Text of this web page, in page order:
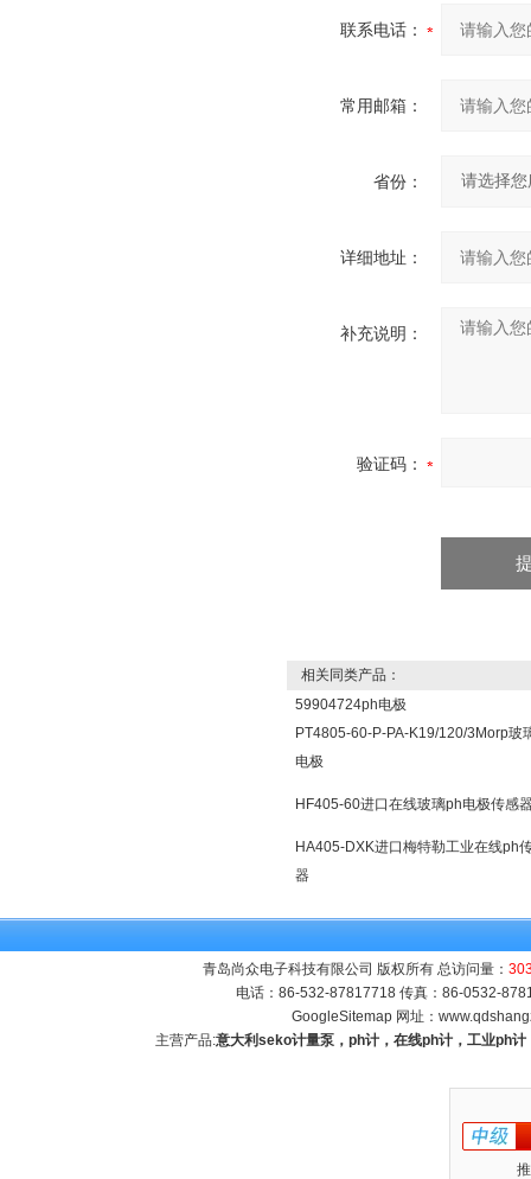
联系电话：
常用邮箱：
省份：
详细地址：
补充说明：
验证码：
相关同类产品：
59904724ph电极
PT4805-60-P-PA-K19/120/3Morp玻
电极
HF405-60进口在线玻璃ph电极传感
HA405-DXK进口梅特勒工业在线ph
器
青岛尚众电子科技有限公司 版权所有 总访问量：
电话：86-532-87817718 传真：86-0532-
GoogleSitemap 网址：
主营产品:意大利seko计量泵，ph计，在线ph计，工业ph